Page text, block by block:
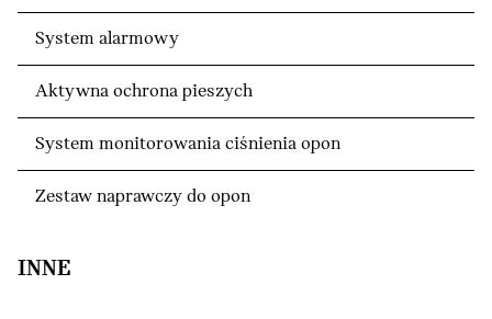
System alarmowy
Aktywna ochrona pieszych
System monitorowania ciśnienia opon
Zestaw naprawczy do opon
INNE